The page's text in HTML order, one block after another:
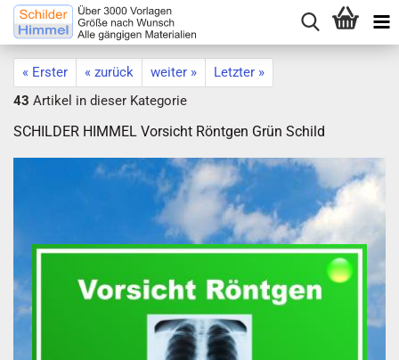
« Erster « zurück weiter »
Letzter »
43 Artikel in dieser Kategorie
SCHILDER HIMMEL Vorsicht Röntgen Grün Schild